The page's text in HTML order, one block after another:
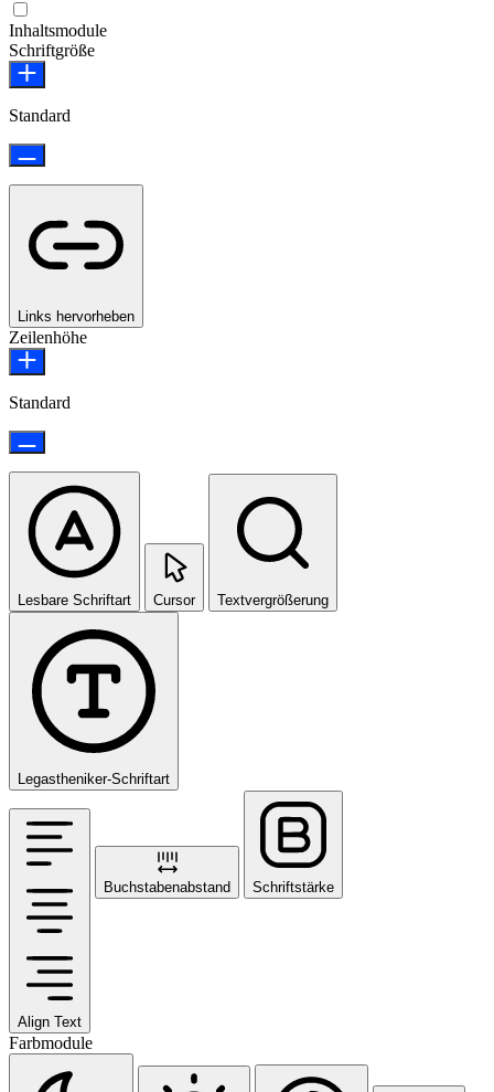
Inhaltsmodule
Schriftgröße
Standard
Links hervorheben
Zeilenhöhe
Standard
Lesbare Schriftart Cursor Textvergrößerung
Legastheniker-Schriftart
Align Text
Buchstabenabstand Schriftstärke
Farbmodule